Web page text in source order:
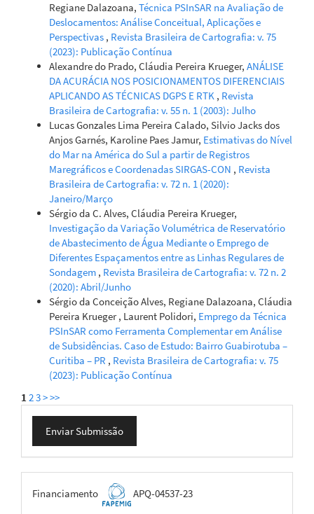
Regiane Dalazoana, Técnica PSInSAR na Avaliação de
Deslocamentos: Análise Conceitual, Aplicações e
Perspectivas , Revista Brasileira de Cartografia: v. 75
(2023): Publicação Contínua
Alexandre do Prado, Cláudia Pereira Krueger, ANÁLISE
DA ACURÁCIA NOS POSICIONAMENTOS DIFERENCIAIS
APLICANDO AS TÉCNICAS DGPS E RTK , Revista
Brasileira de Cartografia: v. 55 n. 1 (2003): Julho
Lucas Gonzales Lima Pereira Calado, Silvio Jacks dos
Anjos Garnés, Karoline Paes Jamur, Estimativas do Nível
do Mar na América do Sul a partir de Registros
Maregráficos e Coordenadas SIRGAS-CON , Revista
Brasileira de Cartografia: v. 72 n. 1 (2020):
Janeiro/Março
Sérgio da C. Alves, Cláudia Pereira Krueger,
Investigação da Variação Volumétrica de Reservatório
de Abastecimento de Água Mediante o Emprego de
Diferentes Espaçamentos entre as Linhas Regulares de
Sondagem , Revista Brasileira de Cartografia: v. 72 n. 2
(2020): Abril/Junho
Sérgio da Conceição Alves, Regiane Dalazoana, Cláudia
Pereira Krueger , Laurent Polidori, Emprego da Técnica
PSInSAR como Ferramenta Complementar em Análise
de Subsidências. Caso de Estudo: Bairro Guabirotuba –
Curitiba – PR , Revista Brasileira de Cartografia: v. 75
(2023): Publicação Contínua
1 23>>>
Enviar
Submissão
Enviar Submissão
FAPEMIG
Financiamento APQ-04537-23